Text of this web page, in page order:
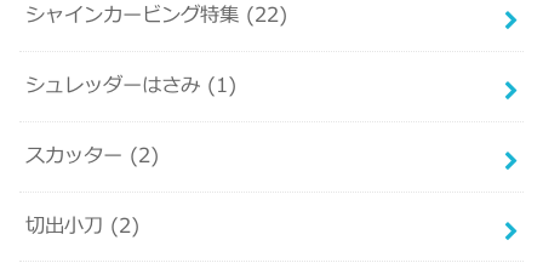
シャインカービング特集 (22)
シュレッダーはさみ (1)
スカッター (2)
切出小刀 (2)